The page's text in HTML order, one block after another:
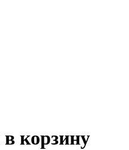
корзину